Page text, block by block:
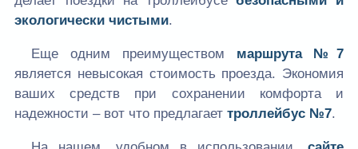
экологически чистыми.
Еще одним преимуществом маршрута №7
является невысокая стоимость проезда. Экономия
ваших средств при сохранении комфорта и
надежности – вот что предлагает троллейбус №7.